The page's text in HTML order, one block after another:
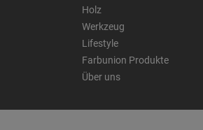
Holz
Werkzeug
Lifestyle
Farbunion Produkte
Über uns